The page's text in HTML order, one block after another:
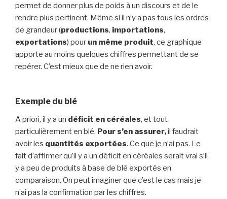
permet de donner plus de poids à un discours et de le
rendre plus pertinent. Même si il n’y a pas tous les ordres
de grandeur (productions, importations,
exportations) pour un même produit, ce graphique
apporte au moins quelques chiffres permettant de se
repérer. C’est mieux que de ne rien avoir.
Exemple du blé
A priori, il y a un déficit en céréales, et tout
particulièrement en blé. Pour s’en assurer,il faudrait
avoir les quantités exportées. Ce que je n’ai pas. Le
fait d’affirmer qu’il y a un déficit en céréales serait vrai s’il
y a peu de produits à base de blé exportés en
comparaison. On peut imaginer que c’est le cas mais je
n’ai pas la confirmation par les chiffres.